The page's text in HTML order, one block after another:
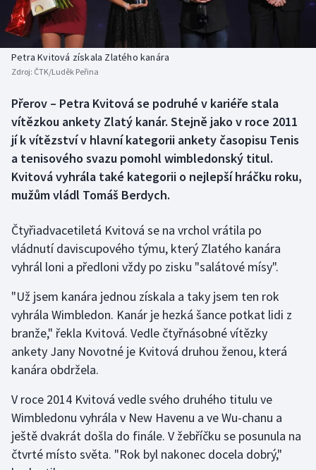
Baseball a softbal
Basketbal
Biatlon
Boby a skeleton
Box
Curling
Florbal
Golf
Gymnastika
Jezdectví
Judo
Soutěže
Historické návraty
Aplikace ČT sport
AZ kvíz
Petra Kvitová získala Zlatého kanára
Zdroj: ČTK/Luděk Peřina
Přerov – Petra Kvitová se podruhé v kariéře stala
vítězkou ankety Zlatý kanár. Stejně jako v roce 2011
jí k vítězství v hlavní kategorii ankety časopisu Tenis
a tenisového svazu pomohl wimbledonský titul.
Kvitová vyhrála také kategorii o nejlepší hráčku roku,
mužům vládl Tomáš Berdych.
Čtyřiadvacetiletá Kvitová se na vrchol vrátila po
vládnutí daviscupového týmu, který Zlatého kanára
vyhrál loni a předloni vždy po zisku "salátové mísy".
"Už jsem kanára jednou získala a taky jsem ten rok
vyhrála Wimbledon. Kanár je hezká šance potkat lidi z
branže," řekla Kvitová. Vedle čtyřnásobné vítězky
ankety Jany Novotné je Kvitová druhou ženou, která
kanára obdržela.
V roce 2014 Kvitová vedle svého druhého titulu ve
Wimbledonu vyhrála v New Havenu a ve Wu-chanu a
ještě dvakrát došla do finále. V žebříčku se posunula na
čtvrté místo světa. "Rok byl nakonec docela dobrý,"